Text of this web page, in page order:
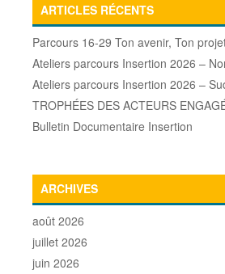
ARTICLES RÉCENTS
Parcours 16-29 Ton avenir, Ton
Ateliers parcours Insertion 2026 –
Ateliers parcours Insertion 2026 –
TROPHÉES DES ACTEURS
Bulletin Documentaire Insertion
ARCHIVES
août 2026
juillet 2026
juin 2026